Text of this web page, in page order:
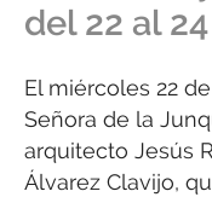
del 22 al
El miércoles 22
Señora de la
arquitecto Jesús
Álvarez Clavijo,